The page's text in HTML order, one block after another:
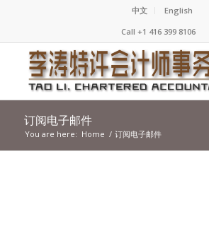
中文
English
Call +1 416 399 8106
订阅电子邮件
You are here: Home / 订阅电子邮件